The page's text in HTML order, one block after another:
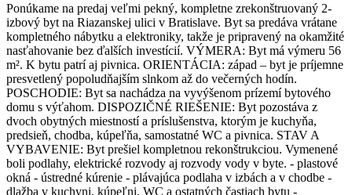
Ponúkame na predaj veľmi pekný, kompletne zrekonštruovaný 2-
izbový byt na Riazanskej ulici v Bratislave. Byt sa predáva vrátane
kompletného nábytku a elektroniky, takže je pripravený na okamžité
nasťahovanie bez ďalších investícií. VÝMERA: Byt má výmeru 56
m². K bytu patrí aj pivnica. ORIENTÁCIA: západ – byt je príjemne
presvetlený popoludňajším slnkom až do večerných hodín.
POSCHODIE: Byt sa nachádza na vyvýšenom prízemí bytového
domu s výťahom. DISPOZIČNÉ RIEŠENIE: Byt pozostáva z
dvoch obytných miestností a príslušenstva, ktorým je kuchyňa,
predsieň, chodba, kúpeľňa, samostatné WC a pivnica. STAV A
VYBAVENIE: Byt prešiel kompletnou rekonštrukciou. Vymenené
boli podlahy, elektrické rozvody aj rozvody vody v byte. - plastové
okná - ústredné kúrenie - plávajúca podlaha v izbách a v chodbe -
dlažba v kuchyni, kúpeľni, WC a ostatných častiach bytu -